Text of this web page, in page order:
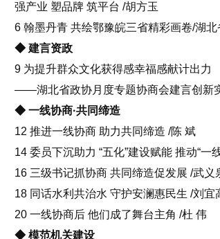
强产业 塑品牌 筑平台 /胡方玉
6 翰墨丹青 共绘鄂豫皖三省精彩画卷/湖
◆ 建言资政
9 为提升群众文化获得感幸福感献计出力
——湖北省政协月度专题协商会建言创新
◆ 一线协商·共同缔造
12 推进一线协商 助力共同缔造 /陈 斌
14 委员下沉助力 “五化”建设赋能 推动“一
16 三级书记抓协商 共同缔造促发展 /武义
18 同话水利共治水 守护安澜惠民生 /刘宜
20 一线协商后 他们成了舞台主角 /杜 伟
◆ 模范机关建设